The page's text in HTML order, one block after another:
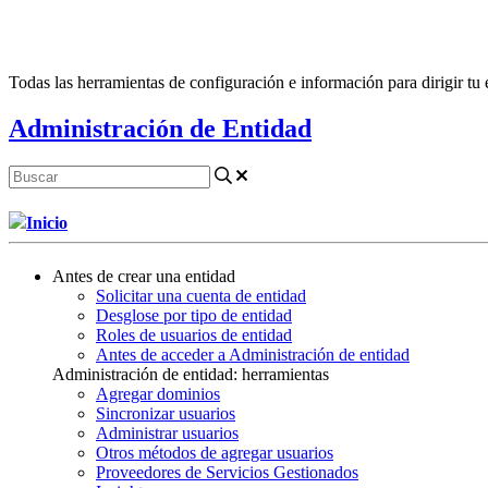
Todas las herramientas de configuración e información para dirigir tu
Administración de Entidad
Inicio
Antes de crear una entidad
Solicitar una cuenta de entidad
Desglose por tipo de entidad
Roles de usuarios de entidad
Antes de acceder a Administración de entidad
Administración de entidad: herramientas
Agregar dominios
Sincronizar usuarios
Administrar usuarios
Otros métodos de agregar usuarios
Proveedores de Servicios Gestionados